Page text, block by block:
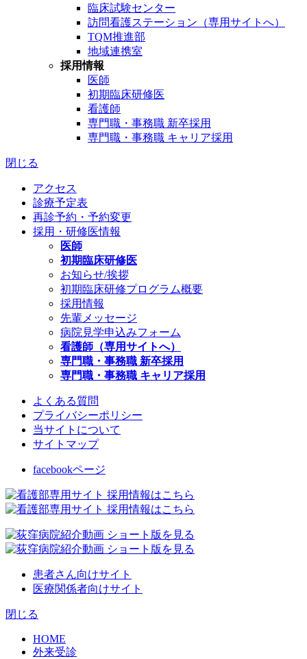
臨床試験センター
訪問看護ステーション（専用サイトへ）
TQM推進部
地域連携室
採用情報
医師
初期臨床研修医
看護師
専門職・事務職 新卒採用
専門職・事務職 キャリア採用
閉じる
アクセス
診療予定表
再診予約・予約変更
採用・研修医情報
医師
初期臨床研修医
お知らせ/挨拶
初期臨床研修プログラム概要
採用情報
先輩メッセージ
病院見学申込みフォーム
看護師（専用サイトへ）
専門職・事務職 新卒採用
専門職・事務職 キャリア採用
よくある質問
プライバシーポリシー
当サイトについて
サイトマップ
facebookページ
患者さん向けサイト
医療関係者向けサイト
閉じる
HOME
外来受診